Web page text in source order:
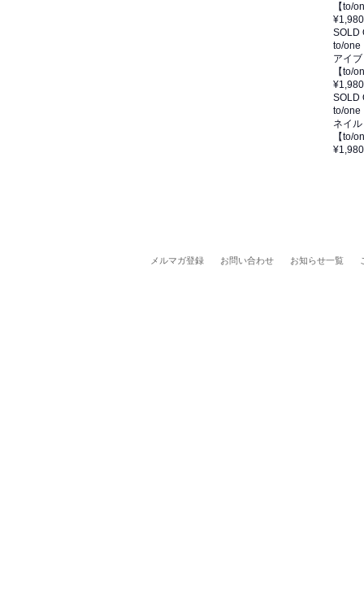
【to/
¥1,980
SOLD
to/one
アイ
【to/
¥1,980
SOLD
to/one
ネイル
【to/
¥1,980
メルマガ登録 お問い合わせ お知らせ一覧